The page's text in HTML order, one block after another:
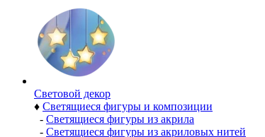
Световой декор
♦ Светящиеся фигуры и композиции
- Светящиеся фигуры из акрила
- Светящиеся фигуры из акриловых нитей